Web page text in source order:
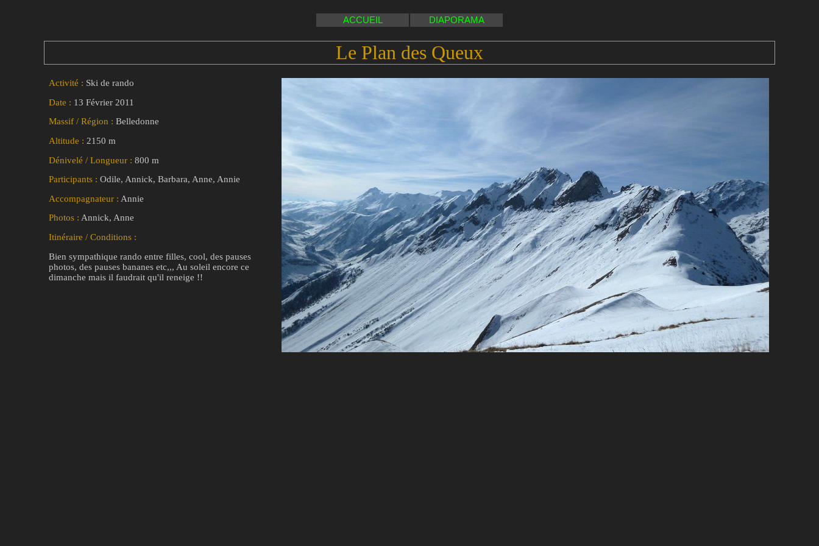
ACCUEIL DIAPORAMA
Le Plan des Queux
Activité : Ski de rando
Date : 13 Février 2011
Massif / Région : Belledonne
Altitude : 2150 m
Dénivelé / Longueur : 800 m
Participants : Odile, Annick, Barbara, Anne, Annie
Accompagnateur : Annie
Photos : Annick, Anne
Itinéraire / Conditions :
Bien sympathique rando entre filles, cool, des pauses
photos, des pauses bananes etc,,, Au soleil encore ce
dimanche mais il faudrait qu'il reneige !!